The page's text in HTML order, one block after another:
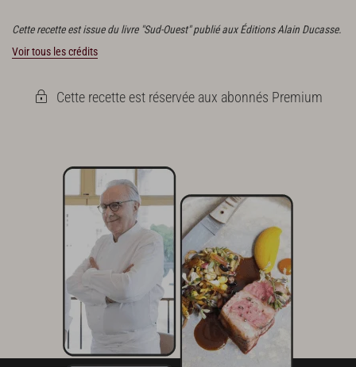
Cette recette est issue du livre "Sud-Ouest" publié aux Éditions Alain Ducasse.
Voir tous les crédits
Cette recette est réservée aux abonnés Premium